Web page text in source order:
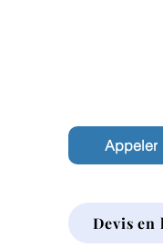
Appeler
Devis en